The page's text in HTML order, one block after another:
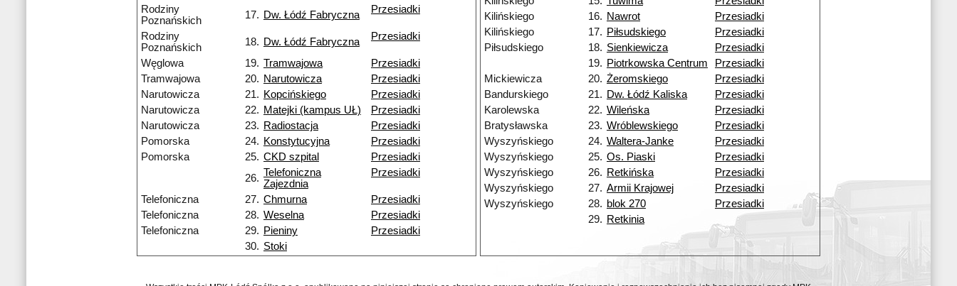
Rodziny
Poznańskich
17. Dw. Łódź Fabryczna Przesiadki
Rodziny
Poznańskich
18. Dw. Łódź Fabryczna Przesiadki
Węglowa 19. Tramwajowa
Przesiadki
Tramwajowa
20. Narutowicza
Przesiadki
Narutowicza
21. Kopcińskiego
Przesiadki
Narutowicza
22. Matejki (kampus UŁ)
Przesiadki
Narutowicza
23. Radiostacja
Przesiadki
Pomorska
24. Konstytucyjna
Przesiadki
Pomorska
25. CKD szpital
Przesiadki
26. Telefoniczna
Zajezdnia
Przesiadki
Telefoniczna 27. Chmurna
Przesiadki
Telefoniczna
28. Weselna
Przesiadki
Telefoniczna
29. Pieniny
Przesiadki
30. Stoki
Kilińskiego
16. Nawrot
Przesiadki
Kilińskiego
17. Piłsudskiego
Przesiadki
Piłsudskiego
18. Sienkiewicza
Przesiadki
19. Piotrkowska Centrum
Przesiadki
Mickiewicza
20. Żeromskiego
Przesiadki
Bandurskiego
21. Dw. Łódź Kaliska
Przesiadki
Karolewska
22. Wileńska
Przesiadki
Bratysławska
23. Wróblewskiego
Przesiadki
Wyszyńskiego
24. Waltera-Janke
Przesiadki
Wyszyńskiego
25. Os. Piaski
Przesiadki
Wyszyńskiego
26. Retkińska
Przesiadki
Wyszyńskiego
27. Armii Krajowej
Przesiadki
Wyszyńskiego
28. blok 270
Przesiadki
29. Retkinia